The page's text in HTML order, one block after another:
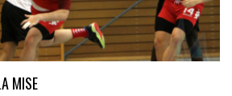
MISE